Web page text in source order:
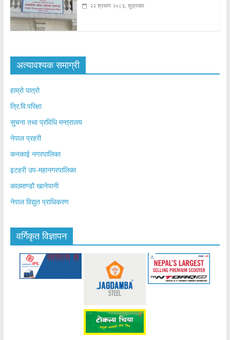
२२ श्रावण २०८३, शुक्रबार
अत्यावश्यक समाग्री
हाम्रो पात्रो
त्रि.वि.परिक्षा
सुचना तथा प्रविधि मन्त्रालय
नेपाल प्रहरी
कनकाई नगरपालिका
इटहरी उप-महानगरपालिका
काठमाण्डौ खानेपानी
नेपाल विद्युत प्राधिकरण
वर्गिकृत विज्ञापन